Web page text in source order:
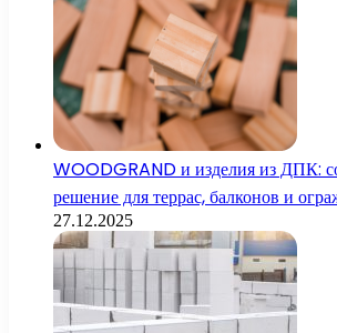
WOODGRAND и изделия из ДПК:
решение для террас, балконов и
27.12.2025